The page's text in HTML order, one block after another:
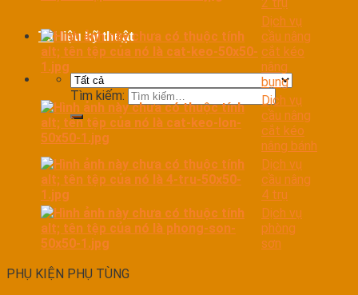
Tài liệu kỹ thuật
Tìm kiếm:
Dịch vụ
cầu nâng
cắt kéo
nâng
bụng
Dịch vụ
cầu nâng
cắt kéo
nâng bánh
Dịch vụ
cầu nâng
4 trụ
Dịch vụ
phòng
sơn
PHỤ KIỆN PHỤ TÙNG